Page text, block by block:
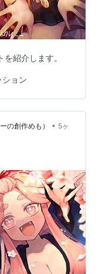
紹介します。
ション
の創作めも） • 5ヶ